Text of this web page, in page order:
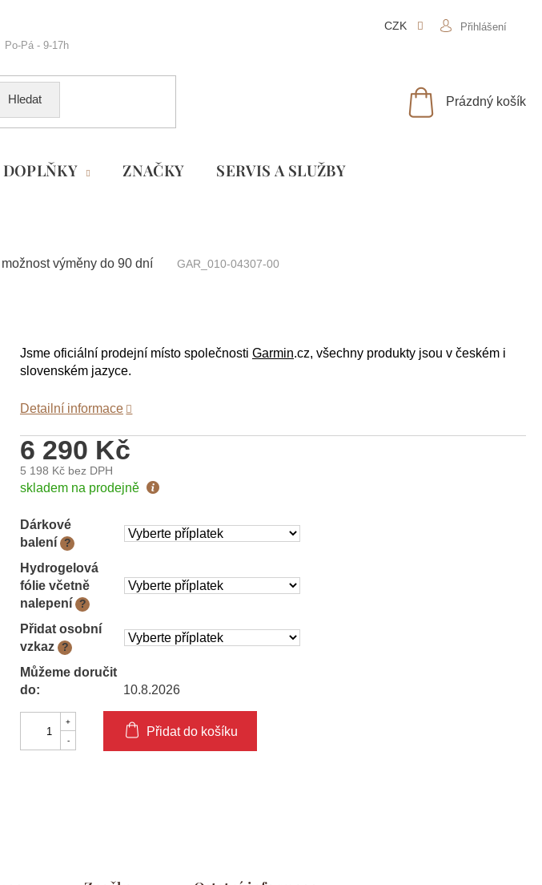
CZK Přihlášení
Hledat
NÁKUPNÍ
Prázdný košík
ZNAČKY SLUŽBY
výměny do 90 dní GAR_010-04307-00
6 290 Kč
5 198 Kč bez DPH
Měrná
skladem na prodejně
Dárkové
balení
?
Hydrogelová
fólie včetně
nalepení
?
Přidat osobní
vzkaz
?
Můžeme doručit
do:
10.8.2026
Přidat do košíku
Jsme oficiální prodejní místo společnosti Garmin.cz, všechny produkty jsou v českém i
slovenském jazyce.
Detailní informace